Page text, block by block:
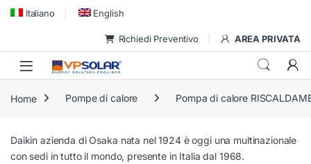
Skip to navigation
Skip to content
Italiano English
Richiedi Preventivo AREA PRIVATA
Home Pompe di calore Pompa di calore
Daikin azienda di Osaka nata nel 1924 è oggi una multinazionale
con sedi in tutto il mondo, presente in Italia dal 1968.